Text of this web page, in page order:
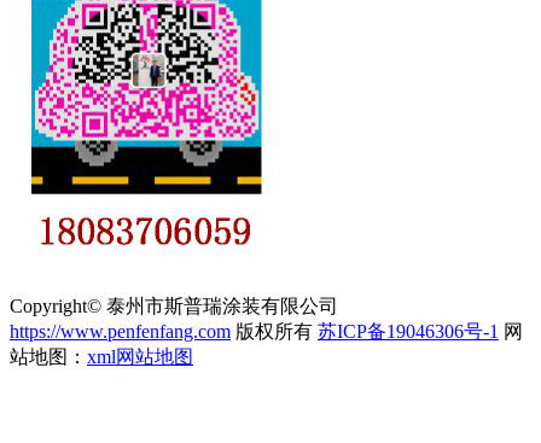
Copyright© 泰州市斯普瑞涂装有限公司
https://www.penfenfang.com 版权所有 苏ICP备19046306号-1 网
站地图： xml网站地图